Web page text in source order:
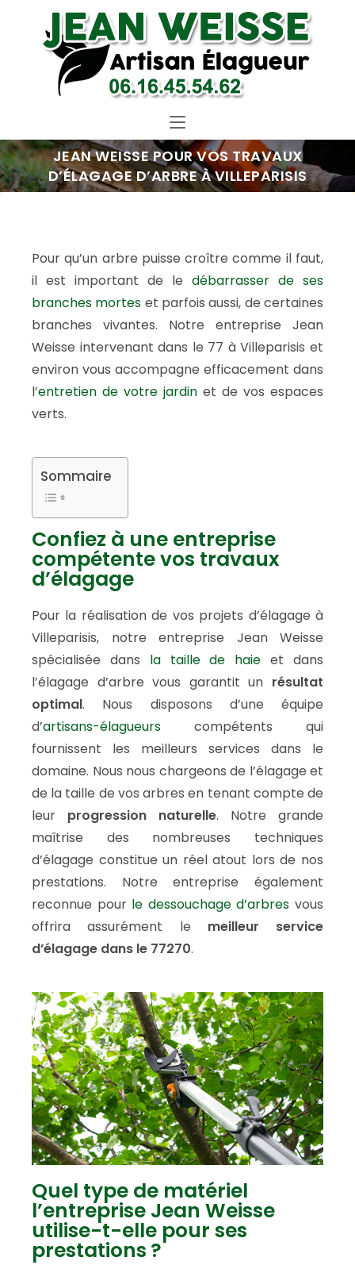
JEAN WEISSE POUR VOS TRAVAUX
D’ÉLAGAGE D’ARBRE À VILLEPARISIS
Pour qu’un arbre puisse croître comme il faut,
il est important de le débarrasser de ses
branches mortes et parfois aussi, de certaines
branches vivantes. Notre entreprise Jean
Weisse intervenant dans le 77 à Villeparisis et
environ vous accompagne efficacement dans
l’entretien de votre jardin et de vos espaces
verts.
Sommaire
Confiez à une entreprise
compétente vos travaux
d’élagage
Pour la réalisation de vos projets d’élagage à
Villeparisis, notre entreprise Jean Weisse
spécialisée dans la taille de haie et dans
l’élagage d’arbre vous garantit un résultat
optimal. Nous disposons d’une équipe
d’artisans-élagueurs compétents qui
fournissent les meilleurs services dans le
domaine. Nous nous chargeons de l’élagage et
de la taille de vos arbres en tenant compte de
leur progression naturelle. Notre grande
maîtrise des nombreuses techniques
d’élagage constitue un réel atout lors de nos
prestations. Notre entreprise également
reconnue pour le dessouchage d’arbres vous
offrira assurément le meilleur service
d’élagage dans le 77270.
Quel type de matériel
l’entreprise Jean Weisse
utilise-t-elle pour ses
prestations ?